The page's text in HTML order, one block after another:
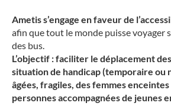
Ametis s’engage en faveur de
afin que tout le monde puisse voyager
des bus.
L’objectif : faciliter le déplacement
situation de handicap (temporaire ou
âgées, fragiles, des femmes
personnes accompagnées de jeunes